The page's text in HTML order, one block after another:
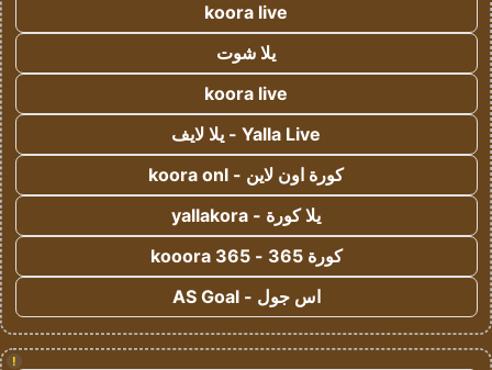
koora live
يلا شوت
koora live
Yalla Live - يلا لايف
كورة اون لاين - koora onl
يلا كورة - yallakora
كورة 365 - kooora 365
اس جول - AS Goal
!